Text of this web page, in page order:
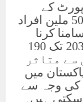
کے
مطابق، 2030 تک دنیا کے 500 ملین افراد
کرنا
پڑے گا، اور پاکستان میں 2030 تک 190
سے متاثر
2040 تک پاکستان میں
کی وجہ سے
ہو سکتی ہیں۔